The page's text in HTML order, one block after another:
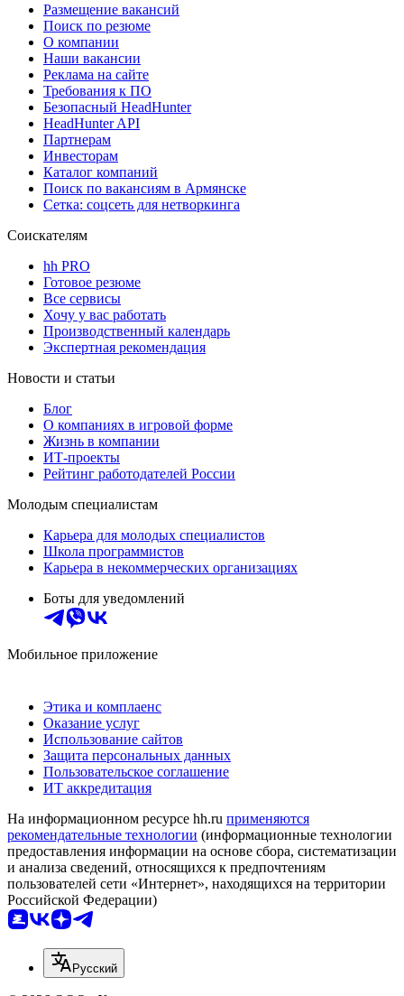
Размещение вакансий
Поиск по резюме
О компании
Наши вакансии
Реклама на сайте
Требования к ПО
Безопасный HeadHunter
HeadHunter API
Партнерам
Инвесторам
Каталог компаний
Поиск по вакансиям в Армянске
Сетка: соцсеть для нетворкинга
Соискателям
hh PRO
Готовое резюме
Все сервисы
Хочу у вас работать
Производственный календарь
Экспертная рекомендация
Новости и статьи
Блог
О компаниях в игровой форме
Жизнь в компании
ИТ-проекты
Рейтинг работодателей России
Молодым специалистам
Карьера для молодых специалистов
Школа программистов
Карьера в некоммерческих организациях
Боты для уведомлений
Мобильное приложение
Этика и комплаенс
Оказание услуг
Использование сайтов
Защита персональных данных
Пользовательское соглашение
ИТ аккредитация
На информационном ресурсе hh.ru применяются
рекомендательные технологии (информационные технологии
предоставления информации на основе сбора, систематизации
и анализа сведений, относящихся к предпочтениям
пользователей сети «Интернет», находящихся на территории
Российской Федерации)
Русский